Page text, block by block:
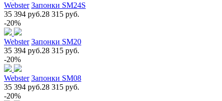
Webster Запонки SM24S
35 394 руб.28 315 руб.
-20%
Webster Запонки SM20
35 394 руб.28 315 руб.
-20%
Webster Запонки SM08
35 394 руб.28 315 руб.
-20%